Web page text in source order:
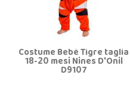
Costume Bebè Tigre taglia
18-20 mesi Nines D'Onil
D9107